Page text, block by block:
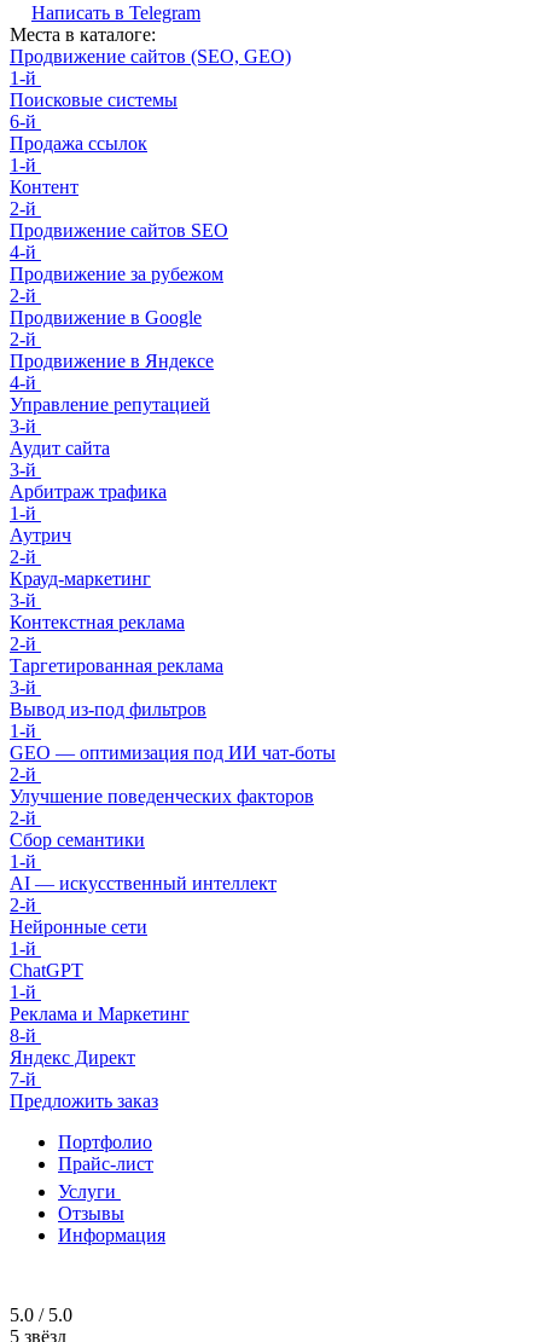
Написать в Telegram
Места в каталоге:
Продвижение сайтов (SEO, GEO)
1-й
Поисковые системы
6-й
Продажа ссылок
1-й
Контент
2-й
Продвижение сайтов SEO
4-й
Продвижение за рубежом
2-й
Продвижение в Google
2-й
Продвижение в Яндексе
4-й
Управление репутацией
3-й
Аудит сайта
3-й
Арбитраж трафика
1-й
Аутрич
2-й
Крауд-маркетинг
3-й
Контекстная реклама
2-й
Таргетированная реклама
3-й
Вывод из-под фильтров
1-й
GEO — оптимизация под ИИ чат-боты
2-й
Улучшение поведенческих факторов
2-й
Сбор семантики
1-й
AI — искусственный интеллект
2-й
Нейронные сети
1-й
ChatGPT
1-й
Реклама и Маркетинг
8-й
Яндекс Директ
7-й
Предложить заказ
Портфолио
Прайс-лист
Услуги
Отзывы
Информация
5.0 / 5.0
5 звёзд